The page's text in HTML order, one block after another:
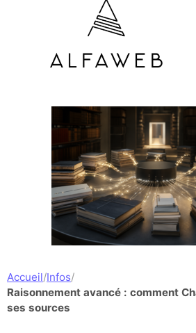
Accueil/Infos/
Raisonnement avancé : comment
ses sources